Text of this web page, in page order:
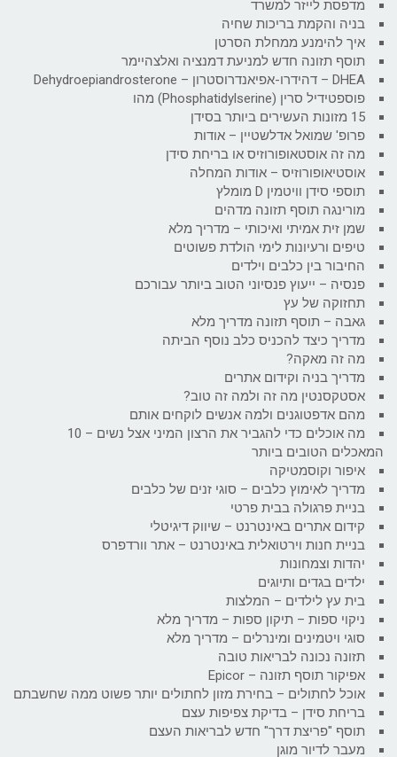
מדפסת לייזר למשרד
בניה והקמת בריכות שחיה
איך להימנע ממחלת הסרטן
תוסף תזונה חדש למניעת דמנציה ואלצהיימר
DHEA – דהידרו-אפיאנדרוסטרון – Dehydroepiandrosterone
פוספטידיל סרין (Phosphatidylserine) מהו
15 מזונות העשירים ביותר בסידן
פרופ' שמואל אדלשטיין – אודות
מה זה אוסטאופורוזיס או בריחת סידן
אוסטיאופורוזיס – אודות המחלה
תוספי סידן וויטמין D מומלץ
מורינגה תוסף תזונה מדהים
שמן זית אמיתי ואיכותי – מדריך מלא
טיפים ורעיונות לימי הולדת פשוטים
החיבור בין כלבים וילדים
פנסיה – ייעוץ פנסיוני הטוב ביותר עבורכם
תחזוקה של עץ
גאבה – תוסף תזונה מדריך מלא
מדריך כיצד להכניס כלב נוסף הביתה
מה זה מאקה?
מדריך בניה וקידום אתרים
אסטקסנטין מה זה ולמה זה טוב?
מהם אדפטוגנים ולמה אנשים לוקחים אותם
מה אוכלים כדי להגביר את הרצון המיני אצל נשים – 10
המאכלים הטובים ביותר
איפור וקוסמטיקה
מדריך לאימוץ כלבים – סוגי זנים של כלבים
בניית פרגולה בבית פרטי
קידום אתרים באינטרנט – שיווק דיגיטלי
בניית חנות וירטואלית באינטרנט – אתר וורדפרס
יהדות וצמחונות
ילדים בגדים ותיוגים
בית עץ לילדים – המלצות
ניקוי ספות – תיקון ספות – מדריך מלא
סוגי ויטמינים ומינרלים – מדריך מלא
תזונה נכונה לבריאות טובה
אפיקור תוסף תזונה – Epicor
אוכל לחתולים – בחירת מזון לחתולים יותר פשוט ממה שחשבתם
בריחת סידן – בדיקת צפיפות עצם
תוסף "פריצת דרך" חדש לבריאות העצם
מעבר לדיור מוגן